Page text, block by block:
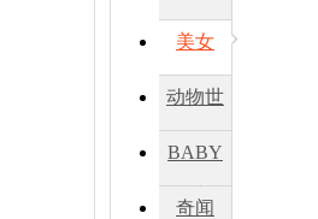
美女
动物世
BABY
秀
奇闻